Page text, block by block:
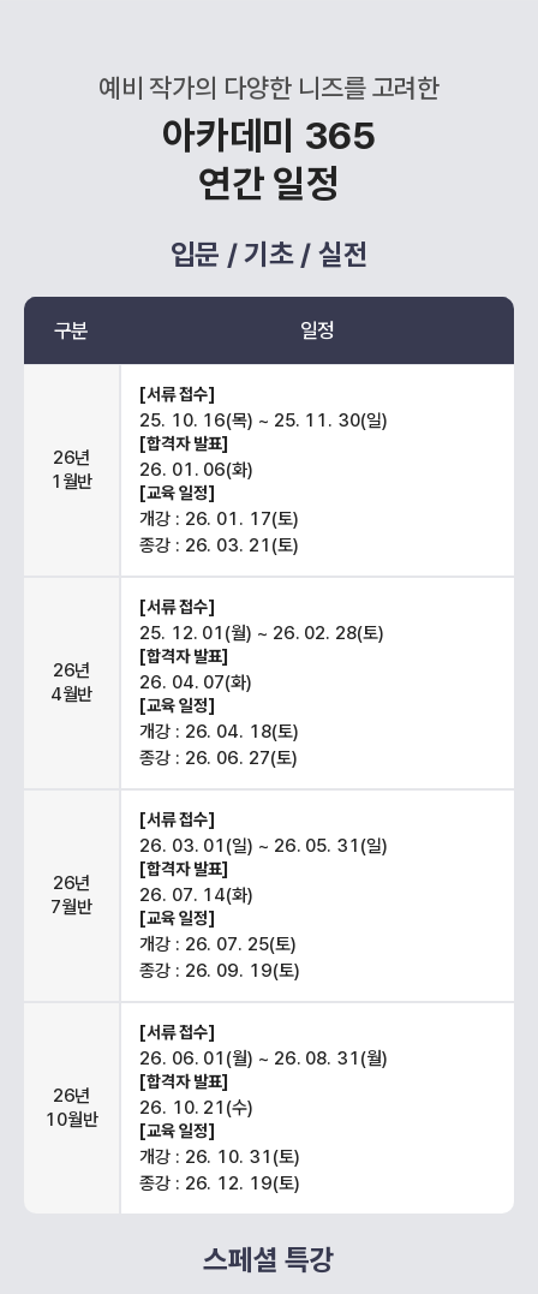
예비 작가의 다양한 니즈를 고려한
아카데미 365
연간 일정
입문 / 기초 / 실전
구분 일정
26년
1월반
[서류 접수]
25. 10. 16(목) ~ 25. 11. 30(일)
[합격자 발표]
26. 01. 06(화)
[교육 일정]
개강 : 26. 01. 17(토)
종강 : 26. 03. 21(토)
26년
4월반
[서류 접수]
25. 12. 01(월) ~ 26. 02. 28(토)
[합격자 발표]
26. 04. 07(화)
[교육 일정]
개강 : 26. 04. 18(토)
종강 : 26. 06. 27(토)
26년
7월반
[서류 접수]
26. 03. 01(일) ~ 26. 05. 31(일)
[합격자 발표]
26. 07. 14(화)
[교육 일정]
개강 : 26. 07. 25(토)
종강 : 26. 09. 19(토)
26년
10월반
[서류 접수]
26. 06. 01(월) ~ 26. 08. 31(월)
[합격자 발표]
26. 10. 21(수)
[교육 일정]
개강 : 26. 10. 31(토)
종강 : 26. 12. 19(토)
스페셜 특강